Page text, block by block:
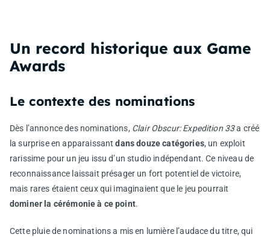
Un record historique aux Game
Awards
Le contexte des nominations
Dès l’annonce des nominations, Clair Obscur: Expedition 33a créé
la surprise en apparaissantdans douze catégories, un exploit
rarissime pour un jeu issu d’un studio indépendant. Ce niveau de
reconnaissance laissait présager un fort potentiel de victoire,
mais rares étaient ceux qui imaginaient que le jeu pourrait
dominer la cérémonie à ce point.
Cette pluie de nominations a mis en lumière l’audace du titre, qui